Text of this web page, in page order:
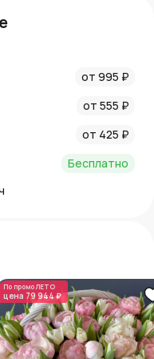
от 995 ₽
от 555 ₽
от 425 ₽
Бесплатно
По промоЛЕТО
цена 79 944 ₽